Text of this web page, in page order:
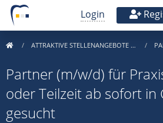
Login
ATTRAKTIVE STELLENANGEBOTE …
Partner (m/w/d) für
oder Teilzeit ab sofort in
gesucht